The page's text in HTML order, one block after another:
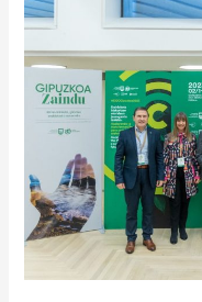
Henry
interviene
Encuentro
Internacional
de
Economía